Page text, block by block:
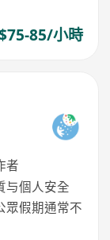
85/小時
者
与個人安全
眾假期通常不